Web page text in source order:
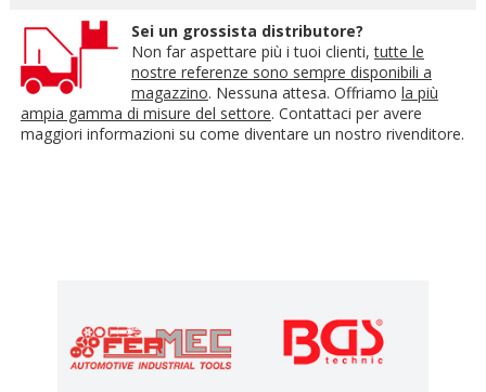
Sei un grossista distributore?
Non far aspettare più i tuoi clienti,tutte le
nostre referenze sono sempre disponibili a
magazzino. Nessuna attesa. Offriamo la più
ampia gamma di misure del settore. Contattaci per avere
maggiori informazioni su come diventare un nostro rivenditore.